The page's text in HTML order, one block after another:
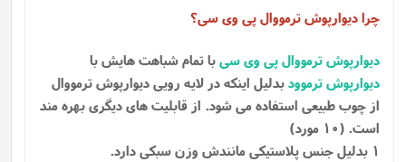
چرا دیوارپوش ترمووال پی وی سی؟
دیوارپوش ترمووال پی وی سیبا تمام شباهت هایش با
دیوارپوش ترموودبدلیل اینکه در لایه رویی دیوارپوش ترمووال
از چوب طبیعی استفاده می شود. از قابلیت های دیگری بهره مند
است. (10 مورد)
1 بدلیل جنس پلاستیکی مانندش وزن سبکی دارد.